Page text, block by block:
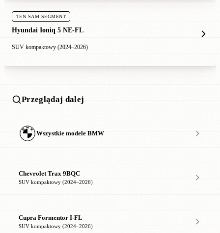
TEN SAM SEGMENT
Hyundai Ioniq 5 NE-FL
SUV kompaktowy (2024–2026)
Przeglądaj dalej
Wszystkie modele BMW
Chevrolet Trax 9BQC
SUV kompaktowy (2024–2026)
Cupra Formentor I-FL
SUV kompaktowy (2024–2026)